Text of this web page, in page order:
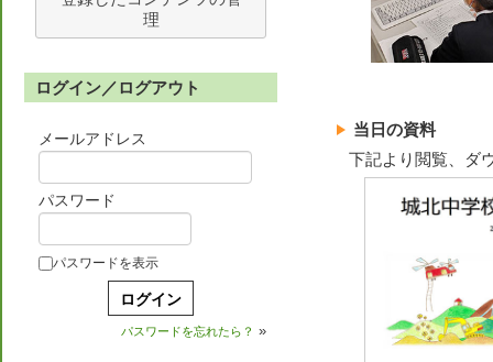
理
ログイン／ログアウト
メールアドレス
パスワード
パスワードを表示
パスワードを忘れたら？ »
当日の資料
下記より閲覧、ダ